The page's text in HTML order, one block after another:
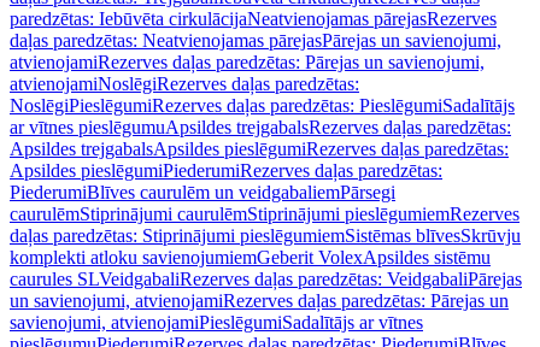
paredzētas: Iebūvēta cirkulācijaNeatvienojamas pārejasRezerves
daļas paredzētas: Neatvienojamas pārejasPārejas un savienojumi,
atvienojamiRezerves daļas paredzētas: Pārejas un savienojumi,
atvienojamiNoslēgiRezerves daļas paredzētas:
NoslēgiPieslēgumiRezerves daļas paredzētas: PieslēgumiSadalītājs
ar vītnes pieslēgumuApsildes trejgabalsRezerves daļas paredzētas:
Apsildes trejgabalsApsildes pieslēgumiRezerves daļas paredzētas:
Apsildes pieslēgumiPiederumiRezerves daļas paredzētas:
PiederumiBlīves caurulēm un veidgabaliemPārsegi
caurulēmStiprinājumi caurulēmStiprinājumi pieslēgumiemRezerves
daļas paredzētas: Stiprinājumi pieslēgumiemSistēmas blīvesSkrūvju
komplekti atloku savienojumiemGeberit VolexApsildes sistēmu
caurules SLVeidgabaliRezerves daļas paredzētas: VeidgabaliPārejas
un savienojumi, atvienojamiRezerves daļas paredzētas: Pārejas un
savienojumi, atvienojamiPieslēgumiSadalītājs ar vītnes